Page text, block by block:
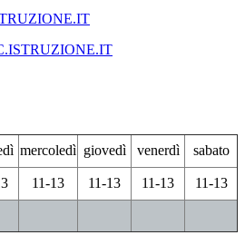
mercoledì giovedì venerdì sabato
11-13 11-13 11-13 11-13